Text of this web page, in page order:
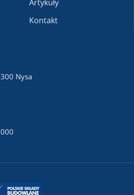
Artykuły
Kontakt
Nysa